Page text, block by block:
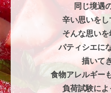
同じ境遇
辛い思いを
そんな思い
パティシエに
描いて
食物アレルギー
負荷試験によ